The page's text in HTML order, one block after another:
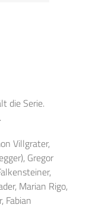
die Serie.
Villgrater,
Gregor
Marian Rigo,
Fabian